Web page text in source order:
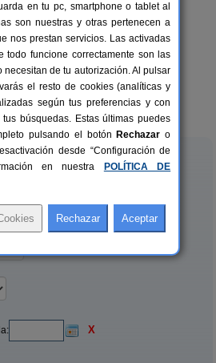
6 pers.
desde19 €
Pumarega
(Asturias)
X
en tu pc, smartphone o tablet al
son nuestras y otras pertenecen a
nos prestan servicios. Las activadas
todo funcione correctamente son las
necesitan de tu autorización. Al pulsar
el resto de cookies (analíticas y
según tus preferencias y con
búsquedas. Estas últimas puedes
pulsando el botón Rechazar o
desde “Configuración de
en nuestra
POLÍTICA DE